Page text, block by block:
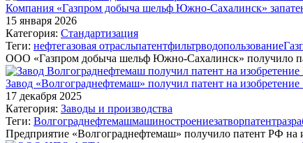
Компания «Газпром добыча шельф Южно-Сахалинск»
15 января 2026
Категория: Стандартизация
Теги: нефтегазовая отрасльпатентфильтрводопользование
ООО «Газпром добыча шельф Южно-Сахалинск» получило
Завод «Волгограднефтемаш» получил патент на
17 декабря 2025
Категория: Заводы и производства
Теги: Волгограднефтемашмашиностроениезатворпатент
Предприятие «Волгограднефтемаш» получило патент РФ на